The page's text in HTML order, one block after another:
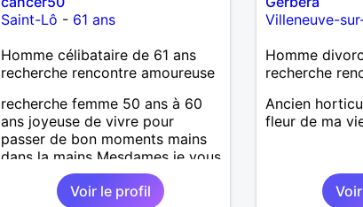
Saint-Lô - 61 ans
Homme célibataire de 61 ans
recherche rencontre amoureuse
recherche femme 50 ans à 60
ans joyeuse de vivre pour
passer de bon moments mains
dans la mains Mesdames je vous
attend de vous lire .
Voir le profil
Villeneuve-
Homme
recherche
Ancien
fleur de ma